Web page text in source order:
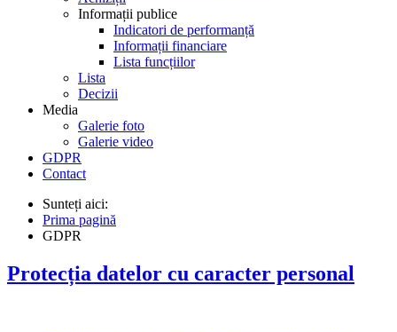
Informații publice
Indicatori de performanță
Informații financiare
Lista funcțiilor
Lista
Decizii
Media
Galerie foto
Galerie video
GDPR
Contact
Sunteți aici:
Prima pagină
GDPR
Protecția datelor cu caracter personal